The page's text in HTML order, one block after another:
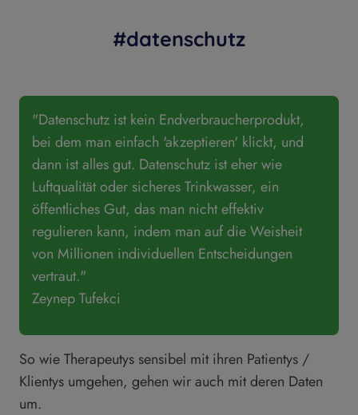
#datenschutz
"Datenschutz ist kein Endverbraucherprodukt,
bei dem man einfach 'akzeptieren' klickt, und
dann ist alles gut. Datenschutz ist eher wie
Luftqualität oder sicheres Trinkwasser, ein
öffentliches Gut, das man nicht effektiv
regulieren kann, indem man auf die Weisheit
von Millionen individuellen Entscheidungen
vertraut."
Zeynep Tufekci
So wie Therapeutys sensibel mit ihren Patientys /
Klientys umgehen, gehen wir auch mit deren Daten
um.